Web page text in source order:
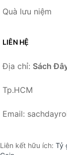
Quà lưu niệm
LIÊN HỆ
Địa chỉ: Sách
Tp.HCM
Email:
Liên kết hữu ích: Tỷ